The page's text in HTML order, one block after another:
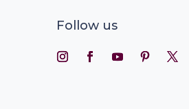
Follow us